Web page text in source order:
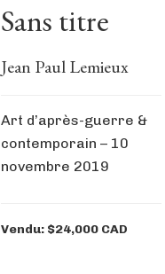
Sans titre
Jean Paul Lemieux
Art d’après-guerre &
contemporain – 10
novembre 2019
Vendu: $24,000 CAD